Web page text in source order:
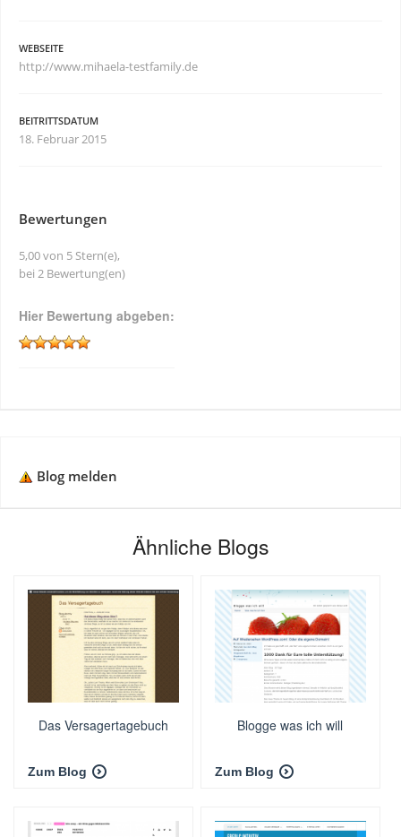
WEBSEITE
http://www.mihaela-testfamily.de
BEITRITTSDATUM
18. Februar 2015
Bewertungen
5,00 von 5 Stern(e),
bei 2 Bewertung(en)
Hier Bewertung abgeben:
Blog melden
Ähnliche Blogs
Das Versagertagebuch
Zum Blog
Blogge was ich will
Zum Blog